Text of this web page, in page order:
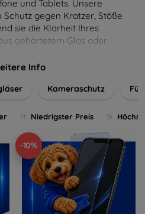
und Tablets. Unsere
gegen Kratzer, Stöße
sie die Klarheit Ihres
gehärtetem Glas oder
jedes Gerät, um eine
langlebigen und zuverlässigen
Info
Kameraschutz
Niedrigster Preis
-10%